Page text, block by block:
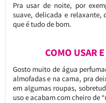
Pra usar de noite, por
suave, delicada e
que é tudo de bom.
COMO USAR
Gosto muito de água
almofadas e na cama, pra
em algumas roupas,
uso e acabam com cheiro de